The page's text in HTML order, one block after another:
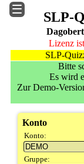
SLP-Module »
Start / Home
Alumni
Intern
Termin
UpDown
Anzeigen
Anmelden
Wechseln
Beenden
SLP-
Lizenz
SLP-
Bitte
Es wird
Zur Demo-
Konto
Konto:
Gruppe: